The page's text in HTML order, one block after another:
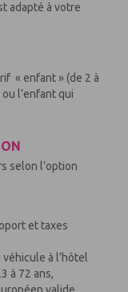
adapté à votre
« enfant » (de 2 à
l’enfant qui
selon l’option
et taxes
à l’hôtel
à 72 ans,